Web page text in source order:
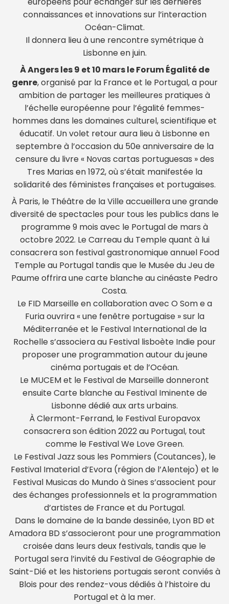
connaissances et innovations sur l’interaction
Océan-Climat.
Il donnera lieu à une rencontre symétrique à
Lisbonne en juin.
À Angers les 9 et 10 mars le Forum Égalité de
genre, organisé par la France et le Portugal, a pour
ambition de partager les meilleures pratiques à
l’échelle européenne pour l’égalité femmes-
hommes dans les domaines culturel, scientifique et
éducatif. Un volet retour aura lieu à Lisbonne en
septembre à l’occasion du 50e anniversaire de la
censure du livre « Novas cartas portuguesas » des
Tres Marias en 1972, où s’était manifestée la
solidarité des féministes françaises et portugaises.
À Paris, le Théâtre de la Ville accueillera une grande
diversité de spectacles pour tous les publics dans le
programme 9 mois avec le Portugal de mars à
octobre 2022. Le Carreau du Temple quant à lui
consacrera son festival gastronomique annuel Food
Temple au Portugal tandis que le Musée du Jeu de
Paume offrira une carte blanche au cinéaste Pedro
Costa.
Le FID Marseille en collaboration avec O Som e a
Furia ouvrira « une fenêtre portugaise » sur la
Méditerranée et le Festival International de la
Rochelle s’associera au Festival lisboète Indie pour
proposer une programmation autour du jeune
cinéma portugais et de l’Océan.
Le MUCEM et le Festival de Marseille donneront
ensuite Carte blanche au Festival Iminente de
Lisbonne dédié aux arts urbains.
À Clermont-Ferrand, le Festival Europavox
consacrera son édition 2022 au Portugal, tout
comme le Festival We Love Green.
Le Festival Jazz sous les Pommiers (Coutances), le
Festival Imaterial d’Evora (région de l’Alentejo) et le
Festival Musicas do Mundo à Sines s’associent pour
des échanges professionnels et la programmation
d’artistes de France et du Portugal.
Dans le domaine de la bande dessinée, Lyon BD et
Amadora BD s’associeront pour une programmation
croisée dans leurs deux festivals, tandis que le
Portugal sera l’invité du Festival de Géographie de
Saint-Dié et les historiens portugais seront conviés à
Blois pour des rendez-vous dédiés à l’histoire du
Portugal et à la mer.